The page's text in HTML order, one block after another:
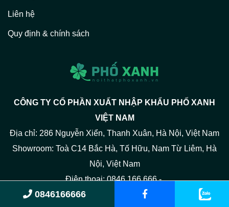
Liên hệ
Quy định & chính sách
CÔNG TY CỔ PHẦN XUẤT NHẬP KHẨU PHỐ XANH
VIỆT NAM
Địa chỉ: 286 Nguyễn Xiển, Thanh Xuân, Hà Nội, Việt Nam
Showroom: Toà C14 Bắc Hà, Tố Hữu, Nam Từ Liêm, Hà
Nội, Việt Nam
Điện thoại: 0846.166.666 -
Email: phoxanhvngroup@gmail.com
0846166666